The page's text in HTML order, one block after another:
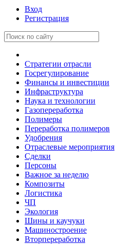
Вход
Регистрация
Стратегии отрасли
Госрегулирование
Финансы и инвестиции
Инфраструктура
Наука и технологии
Газопереработка
Полимеры
Переработка полимеров
Удобрения
Отраслевые мероприятия
Сделки
Персоны
Важное за неделю
Композиты
Логистика
ЧП
Экология
Шины и каучуки
Машиностроение
Вторпереработка